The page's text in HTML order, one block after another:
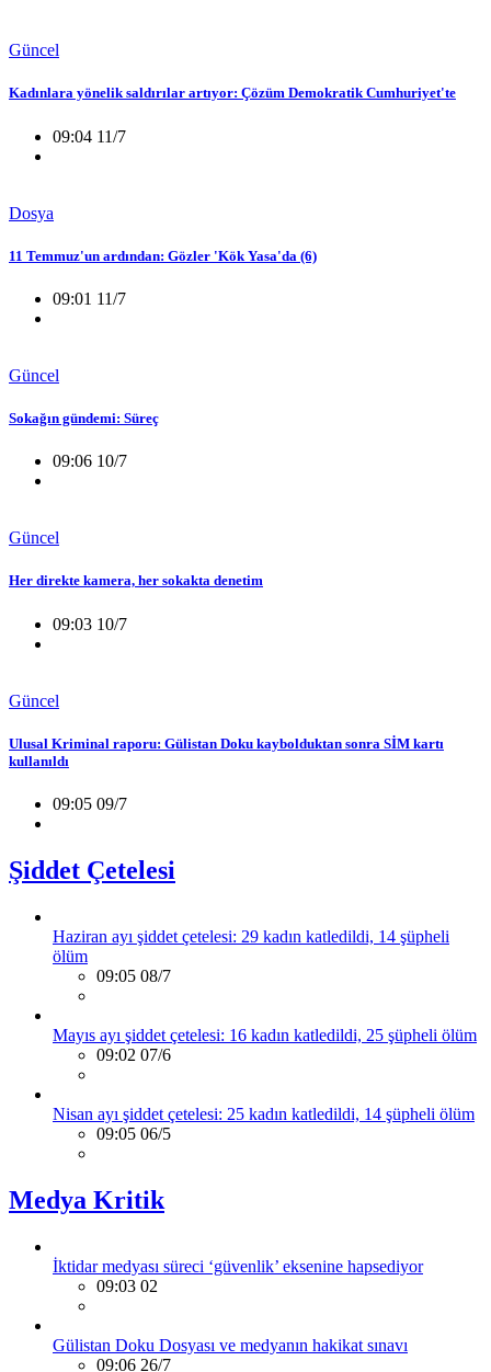
Güncel
Kadınlara yönelik saldırılar artıyor: Çözüm Demokratik Cumhuriyet'te
09:04 11/7
Dosya
11 Temmuz'un ardından: Gözler 'Kök Yasa'da (6)
09:01 11/7
Güncel
Sokağın gündemi: Süreç
09:06 10/7
Güncel
Her direkte kamera, her sokakta denetim
09:03 10/7
Güncel
Ulusal Kriminal raporu: Gülistan Doku kaybolduktan sonra SİM kartı
kullanıldı
09:05 09/7
Şiddet Çetelesi
Haziran ayı şiddet çetelesi: 29 kadın katledildi, 14 şüpheli
ölüm
09:05 08/7
Mayıs ayı şiddet çetelesi: 16 kadın katledildi, 25 şüpheli ölüm
09:02 07/6
Nisan ayı şiddet çetelesi: 25 kadın katledildi, 14 şüpheli ölüm
09:05 06/5
Medya Kritik
İktidar medyası süreci ‘güvenlik’ eksenine hapsediyor
09:03 02
Gülistan Doku Dosyası ve medyanın hakikat sınavı
09:06 26/7